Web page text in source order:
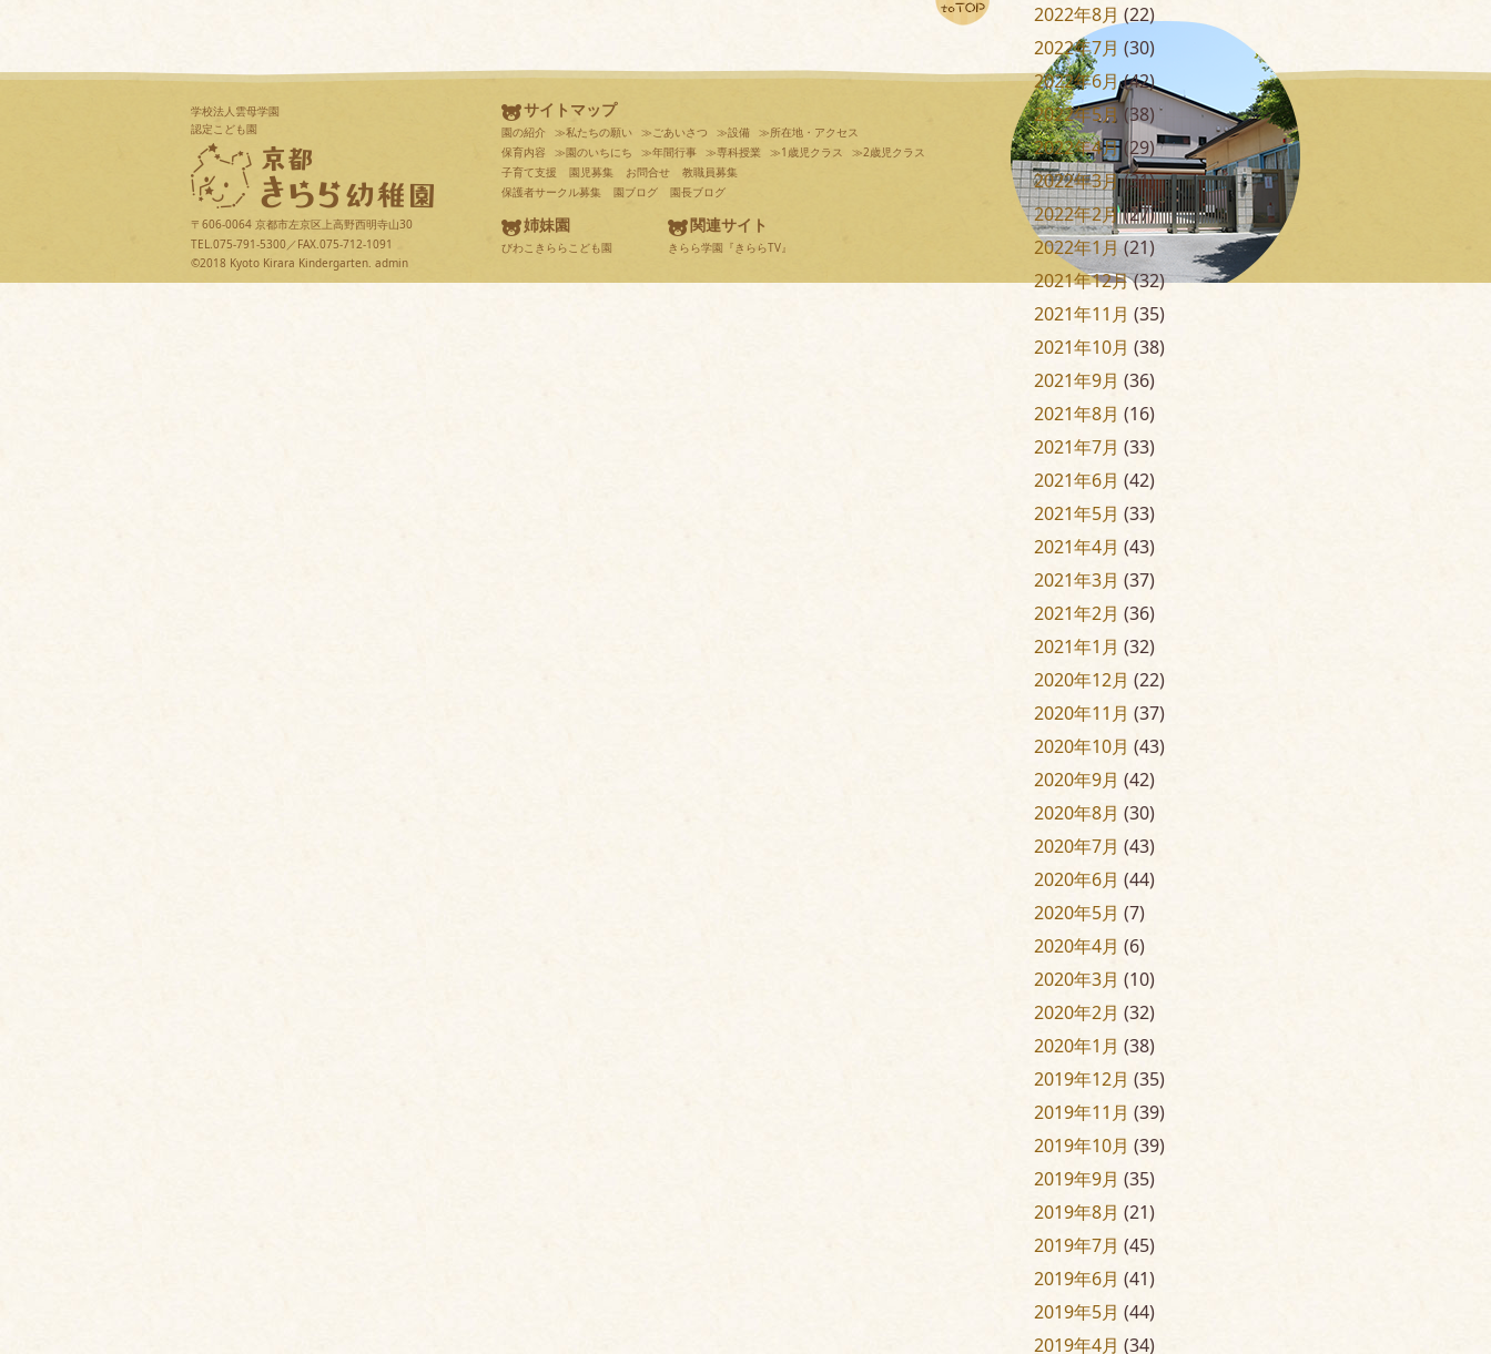
2022年8月 (22)
2022年7月 (30)
2022年6月(42)
2022年5月(38)
2022年4月(29)
2022年3月(31)
2022年2月(27)
2022年1月(21)
2021年12月(32)
2021年11月 (35)
2021年10月 (38)
2021年9月 (36)
2021年8月 (16)
2021年7月 (33)
2021年6月 (42)
2021年5月 (33)
2021年4月 (43)
2021年3月 (37)
2021年2月 (36)
2021年1月 (32)
2020年12月 (22)
2020年11月 (37)
2020年10月 (43)
2020年9月 (42)
2020年8月 (30)
2020年7月 (43)
2020年6月 (44)
2020年5月 (7)
2020年4月 (6)
2020年3月 (10)
2020年2月 (32)
2020年1月 (38)
2019年12月 (35)
2019年11月 (39)
2019年10月 (39)
2019年9月 (35)
2019年8月 (21)
2019年7月 (45)
2019年6月 (41)
2019年5月 (44)
2019年4月 (34)
学校法人雲母学園
認定こども園
〒606-0064 京都市左京区上高野西明寺山30
TEL.075-791-5300／FAX.075-712-1091
©2018 Kyoto Kirara Kindergarten. admin
サイトマップ
園の紹介 ≫私たちの願い ≫ごあいさつ ≫設備 ≫所在地・アクセス
保育内容
≫園のいちにち ≫年間行事 ≫専科授業 ≫1歳児クラス
≫2歳児クラス
子育て支援
園児募集 お問合せ
教職員募集
保護者サークル募集
園ブログ 園長ブログ
姉妹園
びわこきららこども園
関連サイト
きらら学園『きららTV』